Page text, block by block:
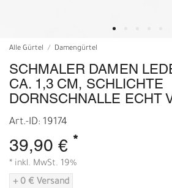
Alle Gürtel Damengürtel
SCHMALER DAMEN
CA. 1,3 CM, SCHLICHTE
DORNSCHNALLE ECHT
Art.-ID: 19174
39,90 € *
* inkl. MwSt. 19%
+ 0 € Versand